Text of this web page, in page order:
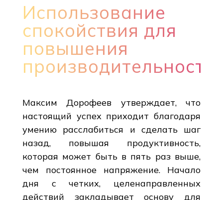
Использование
спокойствия для
повышения
производительности
Максим Дорофеев утверждает, что
настоящий успех приходит благодаря
умению расслабиться и сделать шаг
назад, повышая продуктивность,
которая может быть в пять раз выше,
чем постоянное напряжение. Начало
дня с четких, целенаправленных
действий закладывает основу для